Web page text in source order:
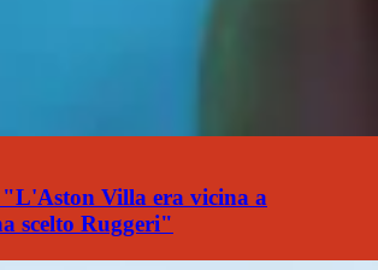
Villa era vicina a
scelto Ruggeri"